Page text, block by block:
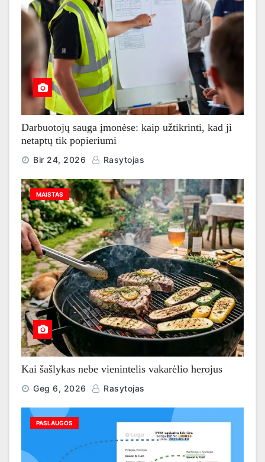
Darbuotojų sauga įmonėse: kaip užtikrinti, kad ji
netaptų tik popieriumi
Bir 24, 2026 Rasytojas
MAISTAS
Kai šašlykas nebe vienintelis vakarėlio herojus
Geg 6, 2026 Rasytojas
PASLAUGOS